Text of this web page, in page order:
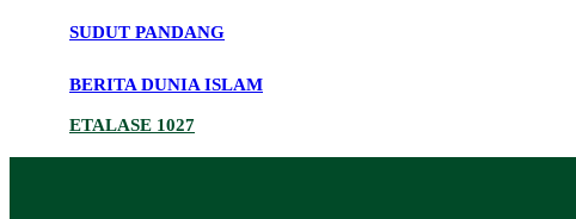
SUDUT PANDANG
BERITA DUNIA ISLAM
ETALASE 1027